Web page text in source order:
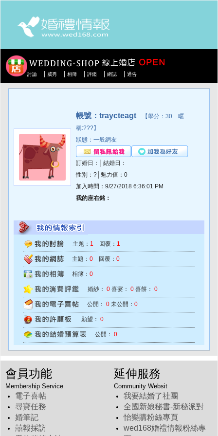
討論 威秀 相簿 評鑑 網誌 通告
帳號：traycteagt 【學分：30 暱
稱:???】
狀態：一般網友
訂婚日：│結婚日：
性別：?│魅力值：0
加入時間：9/27/2018 6:36:01 PM
我的座右銘：
主題： 1 回覆： 1
主題： 0 回覆： 0
相簿： 0
婚紗： 0 喜宴： 0 喜餅： 0
公開： 0 未公開： 0
願望： 0
公開： 0
會員功能
Membership Service
電子喜帖
尋寶任務
婚筆記
囍報採訪
延伸服務
Community Websit
我要結婚了社團
全國新娘秘書-新秘派對
怡樂購粉絲專頁
wed168婚禮情報粉絲專